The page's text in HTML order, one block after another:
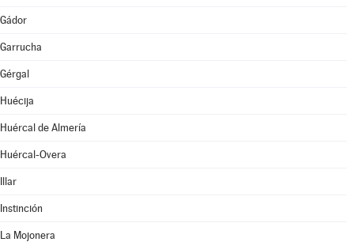
Gádor
Garrucha
Gérgal
Huécija
Huércal de Almería
Huércal-Overa
Illar
Instinción
La Mojonera